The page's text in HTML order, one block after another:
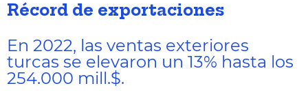
Récord de exportaciones
En 2022, las ventas exteriores
turcas se elevaron un 13% hasta los
254.000 mill.$.